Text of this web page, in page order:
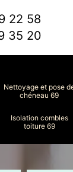
22 58
35 20
Nettoyage et pose
chéneau 69
Isolation combles
toiture 69